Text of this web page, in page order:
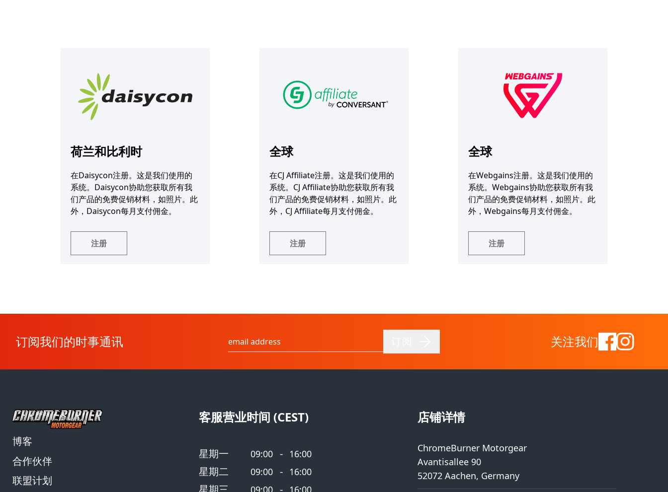
荷兰和比利时
在Daisycon注册。这是我们使用的
系统。Daisycon协助您获取所有我
们产品的免费促销材料，如照片。此
外，Daisycon每月支付佣金。
注册
全球
在CJ Affiliate注册。这是我们使用的
系统。CJ Affiliate协助您获取所有我
们产品的免费促销材料，如照片。此
外，CJ Affiliate每月支付佣金。
注册
全球
在Webgains注册。这是我们使用的
系统。Webgains协助您获取所有我
们产品的免费促销材料，如照片。此
外，Webgains每月支付佣金。
注册
订阅我们的时事通讯 关注我们
博客
合作伙伴
联盟计划
客服营业时间 (CEST)
星期一 09:00 - 16:00
星期二 09:00 - 16:00
星期三 09:00 - 16:00
店铺详情
ChromeBurner Motorgear
Avantisallee 90
52072 Aachen, Germany